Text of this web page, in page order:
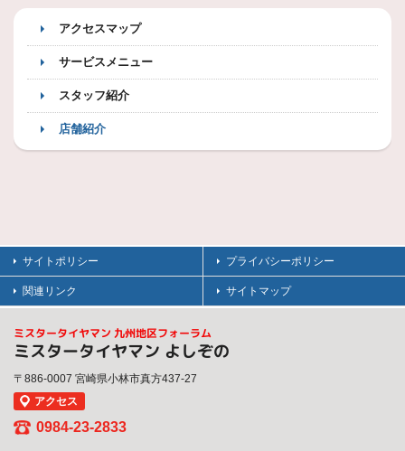
アクセスマップ
サービスメニュー
スタッフ紹介
店舗紹介
サイトポリシー プライバシーポリシー
関連リンク サイトマップ
ミスタータイヤマン 九州地区フォーラム
ミスタータイヤマン よしぞの
〒886-0007 宮崎県小林市真方437-27
アクセス
0984-23-2833